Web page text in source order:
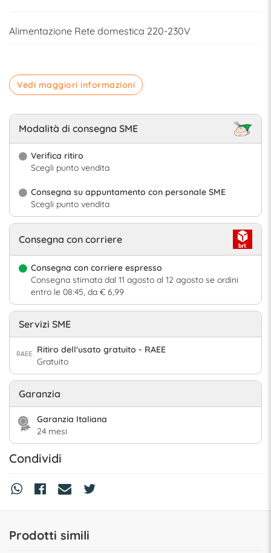
Alimentazione Rete domestica 220-230V
Vedi maggiori informazioni
Modalità di consegna SME
Verifica ritiro
Scegli punto vendita
Consegna su appuntamento con personale SME
Scegli punto vendita
Consegna con corriere
Consegna con corriere espresso
Consegna stimata dal 11 agosto al 12 agosto se ordini
entro le 08:45, da € 6,99
Servizi SME
Ritiro dell'usato gratuito - RAEE
Gratuito
Garanzia
Garanzia Italiana
24 mesi
Condividi
Prodotti simili